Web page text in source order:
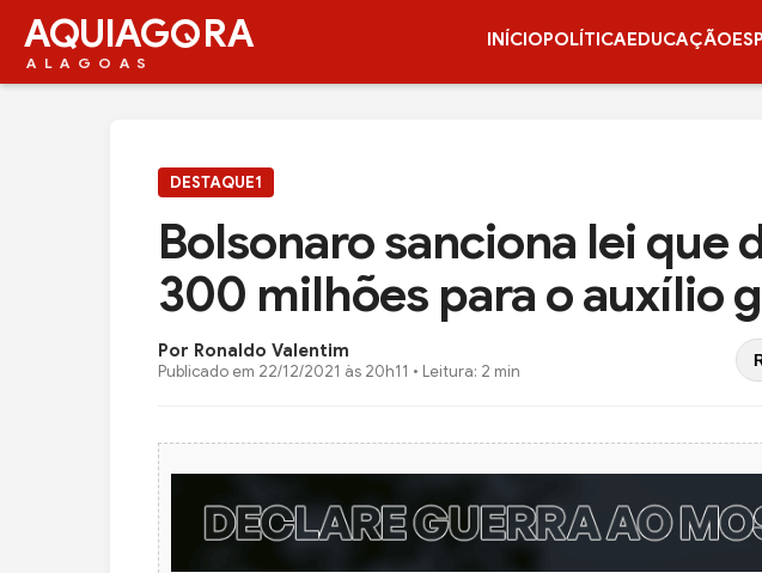
AQUIAG RA
ALAGOAS
INÍCIOPOLÍTICAEDUCAÇÃO
DESTAQUE1
Bolsonaro sanciona lei que
300 milhões para o auxílio
Por Ronaldo Valentim
Publicado em 22/12/2021 às 20h11 • Leitura: 2 min